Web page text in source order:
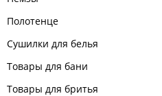
Полотенце
Сушилки для белья
Товары для бани
Товары для бритья